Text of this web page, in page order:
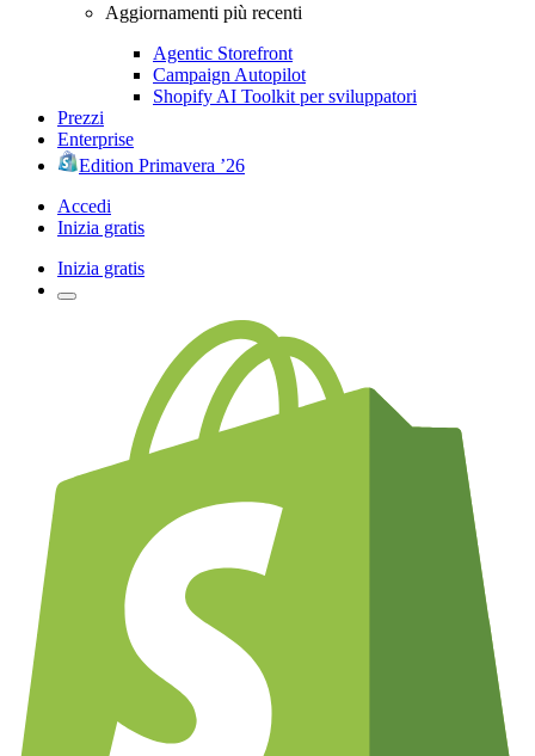
Aggiornamenti più recenti
Agentic Storefront
Campaign Autopilot
Shopify AI Toolkit per sviluppatori
Prezzi
Enterprise
Edition Primavera ’26
Accedi
Inizia gratis
Inizia gratis